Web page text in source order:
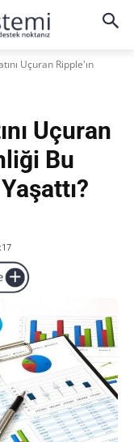
Uçuran Ripple'ın
Uçuran
Bu